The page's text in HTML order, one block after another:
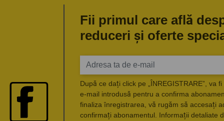
Fii primul care află
reduceri și oferte
După ce dați click pe „ÎNREGISTRARE”, va
e-mail introdusă pentru a confirma
finaliza înregistrarea, vă rugăm să accesați
confirmați abonamentul. Informații detaliate